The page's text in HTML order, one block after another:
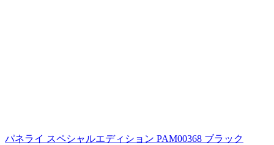
パネライ スペシャルエディション PAM00368 ブラック